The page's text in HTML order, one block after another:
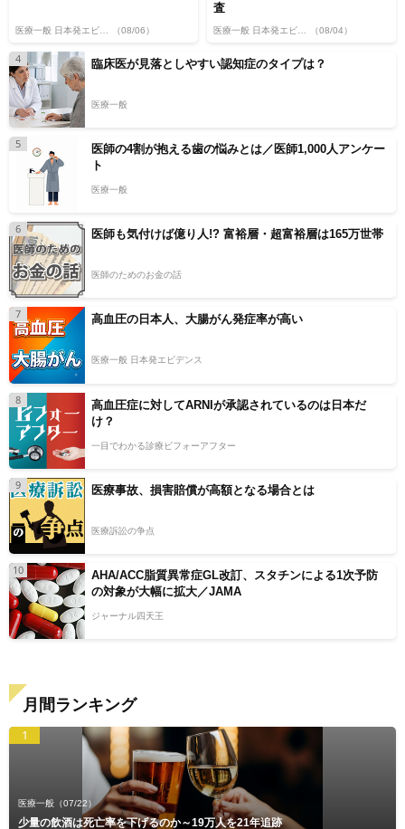
（08/06）
査
（08/04）
4 臨床医が見落としやすい認知症のタイプは？
医療一般
5
医師の4割が抱える歯の悩みとは／医師1,000人アンケー
ト
医療一般
6 医師も気付けば億り人!? 富裕層・超富裕層は165万世帯
医師のためのお金の話
7 高血圧の日本人、大腸がん発症率が高い
医療一般 日本発エビデンス
8
高血圧症に対してARNIが承認されているのは日本だ
け？
一目でわかる診療ビフォーアフター
9 医療事故、損害賠償が高額となる場合とは
医療訴訟の争点
10
AHA/ACC脂質異常症GL改訂、スタチンによる1次予防
の対象が大幅に拡大／JAMA
ジャーナル四天王
月間ランキング
1
医療一般 （07/22）
少量の飲酒は死亡率を下げるのか～19万人を21年追跡